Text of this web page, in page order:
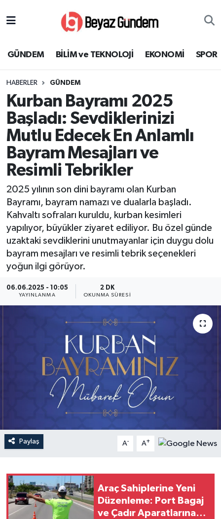
GÜNDEM BİLİM ve TEKNOLOJİ EKONOMİ SPOR
HABERLER GÜNDEM
Kurban Bayramı 2025
Başladı: Sevdiklerinizi
Mutlu Edecek En Anlamlı
Bayram Mesajları ve
Resimli Tebrikler
2025 yılının son dini bayramı olan Kurban
Bayramı, bayram namazı ve dualarla başladı.
Kahvaltı sofraları kuruldu, kurban kesimleri
yapılıyor, büyükler ziyaret ediliyor. Bu özel günde
uzaktaki sevdiklerini unutmayanlar için duygu dolu
bayram mesajları ve resimli tebrik seçenekleri
yoğun ilgi görüyor.
06.06.2025 - 10:05
YAYINLANMA
2 DK
OKUNMA SÜRESI
Paylaş A- A+
Araç Sahiplerine Yeni
Düzenleme: Port Bagaj
ve Çadır Aparatlarına
EKONOMİ
SPOR
SAĞLIK
EĞİTİM
KÜLTÜR SANAT
MAGAZİN
YEREL
Süper Lig Puan Durumu ve Fikstür
Tüm Manşetler
Son Dakika Haberleri
Haber Arşivi